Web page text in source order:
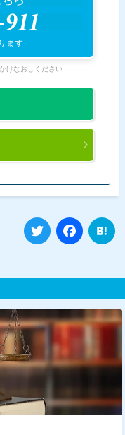
ます
けなおしください
Twitter